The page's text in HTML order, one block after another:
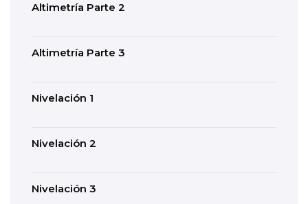
Altimetría Parte 2
Altimetría Parte 3
Nivelación 1
Nivelación 2
Nivelación 3